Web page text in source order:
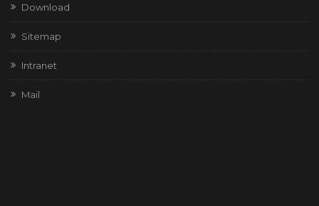
Download
Sitemap
Intranet
Mail